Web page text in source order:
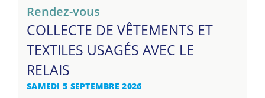
Rendez-vous
COLLECTE DE VÊTEMENTS ET
TEXTILES USAGÉS AVEC LE
RELAIS
SAMEDI 5 SEPTEMBRE 2026